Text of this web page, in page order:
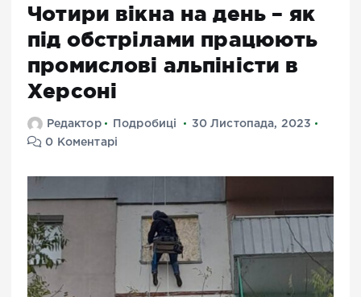
Чотири вікна на день – як
під обстрілами працюють
промислові альпіністи в
Херсоні
Редактор Подробиці
30 Листопада, 2023
0 Коментарі